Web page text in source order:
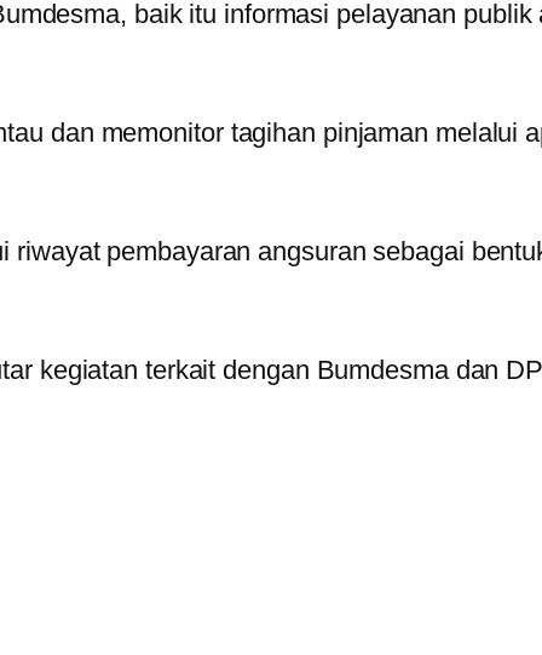
baik itu informasi pelayanan
dan memonitor tagihan pinjaman melalui
riwayat pembayaran angsuran sebagai
kegiatan terkait dengan Bumdesma dan